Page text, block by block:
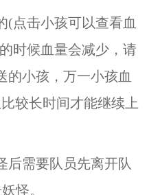
击小孩可以查看血
时候血量会减少，请
的小孩，万一小孩血
较长时间才能继续上
需要队员先离开队
怪。